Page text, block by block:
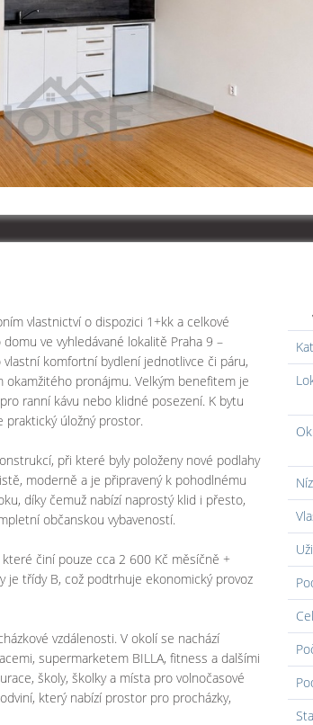
vlastnictví o dispozici 1+kk a celkové
ve vyhledávané lokalitě Praha 9 –
vlastní komfortní bydlení jednotlivce či páru,
pronájmu. Velkým benefitem je
ranní kávu nebo klidné posezení. K bytu
praktický úložný prostor.
při které byly položeny nové podlahy
moderně a je připravený k pohodlnému
díky čemuž nabízí naprostý klid i přesto,
občanskou vybaveností.
činí pouze cca 2 600 Kč měsíčně +
je třídy B, což podtrhuje ekonomický provoz
vzdálenosti. V okolí se nachází
supermarketem BILLA, fitness a dalšími
školy, školky a místa pro volnočasové
který nabízí prostor pro procházky,